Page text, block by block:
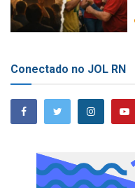
Conectado no JOL RN